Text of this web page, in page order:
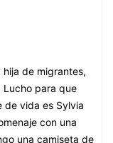
de migrantes,
Lucho para que
de vida es Sylvia
con una
una camiseta de